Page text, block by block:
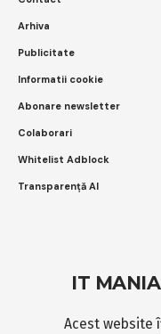
Arhiva
Publicitate
Informatii cookie
Abonare newsletter
Colaborari
Whitelist Adblock
Transparență AI
IT
Acest website